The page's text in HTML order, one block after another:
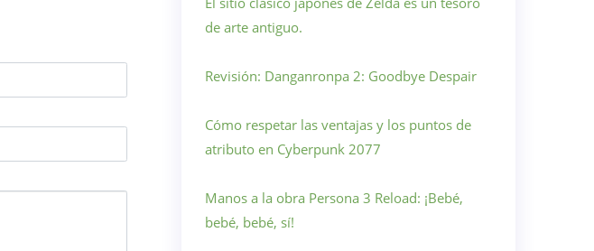
de arte antiguo.
Revisión: Danganronpa 2: Goodbye Despair
Cómo respetar las ventajas y los puntos de
atributo en Cyberpunk 2077
Manos a la obra Persona 3 Reload: ¡Bebé,
bebé, bebé, sí!